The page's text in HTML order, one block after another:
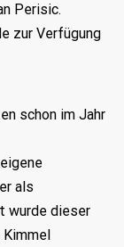
Perisic.
zur Verfügung
schon im Jahr
als
wurde dieser